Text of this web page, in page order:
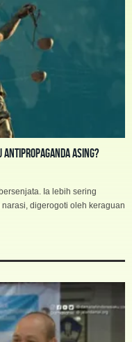
Antipropaganda Asing?
Ia lebih sering
digerogoti oleh keraguan